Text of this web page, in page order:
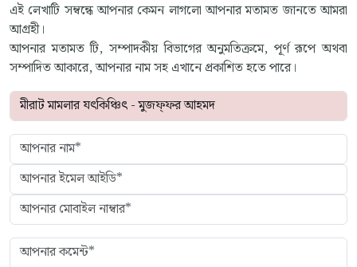
এই লেখাটি সম্বন্ধে আপনার কেমন লাগলো আপনার মতামত জানতে আমরা
আগ্রহী।
আপনার মতামত টি, সম্পাদকীয় বিভাগের অনুমতিক্রমে, পূর্ণ রূপে অথবা
সম্পাদিত আকারে, আপনার নাম সহ এখানে প্রকাশিত হতে পারে।